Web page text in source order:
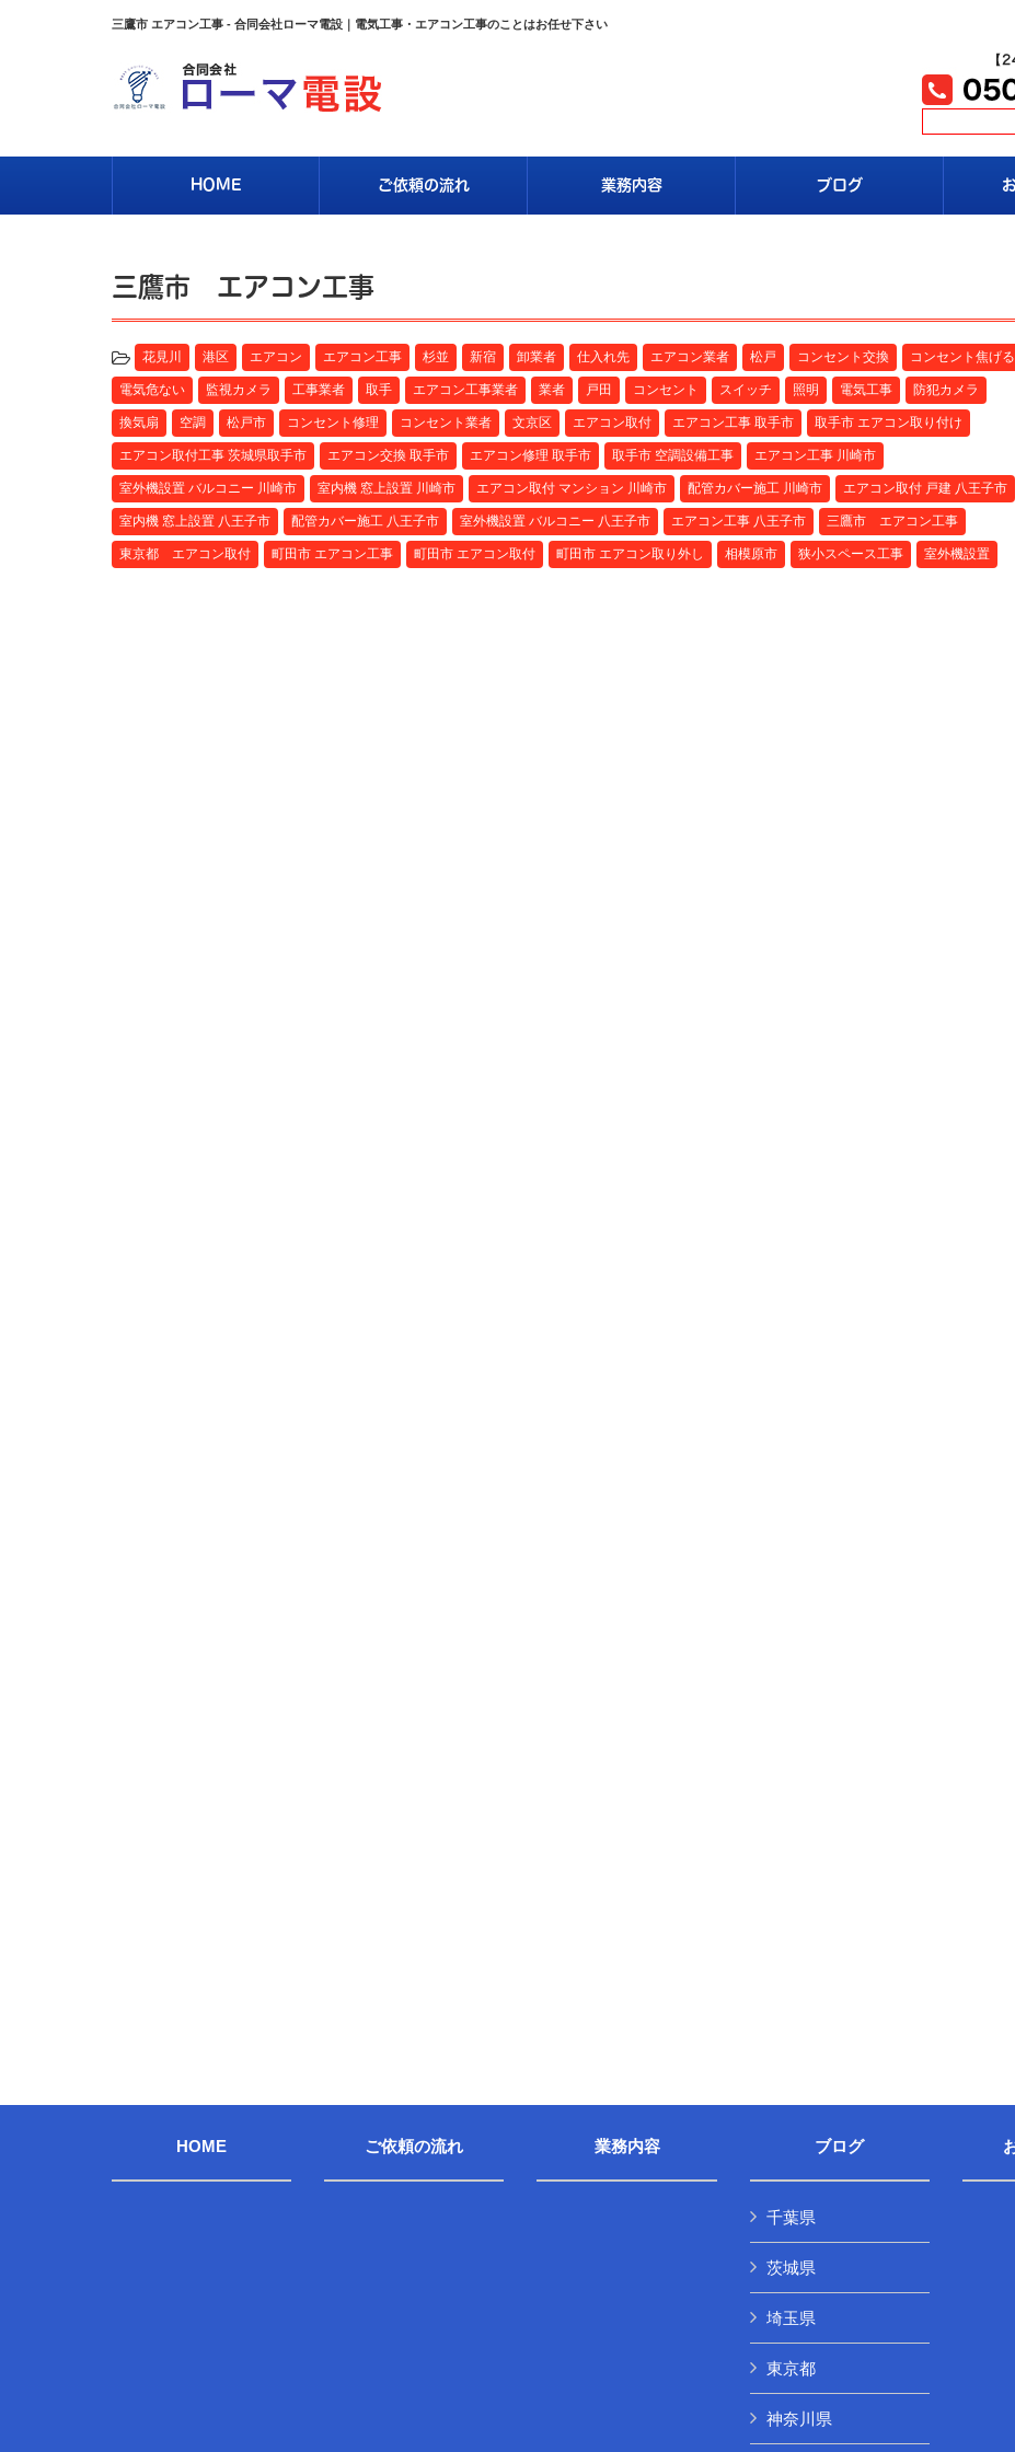
三鷹市 エアコン工事 - 合同会社ローマ電設｜電気工事・エアコン工事のことはお任せ下さい
HOME ご依頼の流れ 業務内容 ブログ
三鷹市 エアコン工事
花見川 港区 エアコン エアコン工事 杉並 新宿 卸業者 仕入れ先 エアコン業者 松戸 コンセント交換 コンセント焦げる
電気危ない 監視カメラ 工事業者 取手 エアコン工事業者 業者 戸田 コンセント スイッチ 照明 電気工事 防犯カメラ
換気扇 空調 松戸市 コンセント修理 コンセント業者 文京区 エアコン取付 エアコン工事 取手市 取手市 エアコン取り付け
エアコン取付工事 茨城県取手市 エアコン交換 取手市 エアコン修理 取手市 取手市 空調設備工事 エアコン工事 川崎市
室外機設置 バルコニー 川崎市 室内機 窓上設置 川崎市 エアコン取付 マンション 川崎市 配管カバー施工 川崎市 エアコン取付 戸建 八王子市
室内機 窓上設置 八王子市 配管カバー施工 八王子市 室外機設置 バルコニー 八王子市 エアコン工事 八王子市 三鷹市 エアコン工事
東京都 エアコン取付 町田市 エアコン工事 町田市 エアコン取付 町田市 エアコン取り外し 相模原市 狭小スペース工事 室外機設置
HOME ご依頼の流れ 業務内容 ブログ
千葉県
茨城県
埼玉県
東京都
神奈川県